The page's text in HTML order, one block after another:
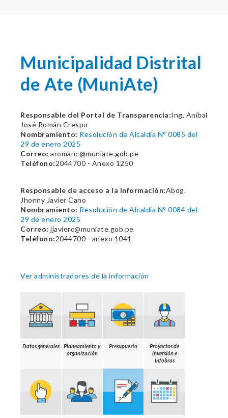
Municipalidad Distrital
de Ate (MuniAte)
Responsable del Portal de Transparencia:Ing. Aníbal
José Román Crespo
Nombramiento: Resolución de Alcaldía N° 0085 del
29 de enero 2025
Correo: aromanc@muniate.gob.pe
Teléfono:2044700 - Anexo 1250
Responsable de acceso a la información:Abog.
Jhonny Javier Cano
Nombramiento: Resolución de Alcaldía N° 0084 del
29 de enero 2025
Correo: jjavierc@muniate.gob.pe
Teléfono:2044700 - anexo 1041
Ver administradores de la información
Datos generales
Planeamiento y
organización
Presupuesto
Proyectos de
inversión e
Infobras